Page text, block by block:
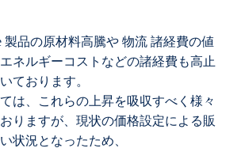
製品の原材料高騰や 物流 諸経費の値
ネルギーコストなどの諸経費も高止
ております。
は、これらの上昇を吸収すべく様々
りますが、現状の価格設定による販
状況となったため、